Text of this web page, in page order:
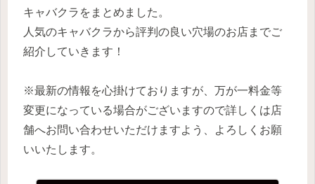
キャバクラをまとめました。
人気のキャバクラから評判の良い穴場のお店までご
紹介していきます！
※最新の情報を心掛けておりますが、万が一料金等
変更になっている場合がございますので詳しくは店
舗へお問い合わせいただけますよう、よろしくお願
いいたします。